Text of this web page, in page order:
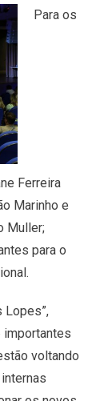
Para os
Ferreira
Marinho e
Muller;
para o
Lopes”,
importantes
voltando